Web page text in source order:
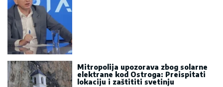
Mitropolija upozorava zbog solarne
elektrane kod Ostroga: Preispitati
lokaciju i zaštititi svetinju